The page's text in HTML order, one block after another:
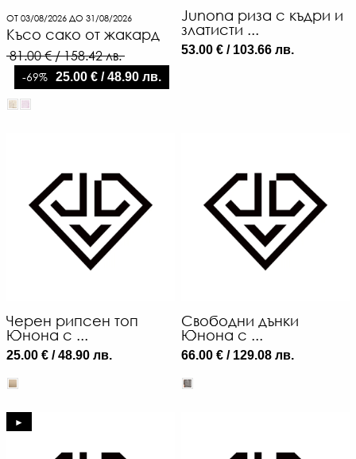
ОТ 03/08/2026 ДО 31/08/2026
Късо сако от жакард
81.00 € / 158.42 лв.
-69% 25.00 € / 48.90 лв.
Junona риза с къдри и
златисти ...
53.00 € / 103.66 лв.
Черен рипсен топ
Юнона с ...
25.00 € / 48.90 лв.
Свободни дънки
Юнона с ...
66.00 € / 129.08 лв.
►